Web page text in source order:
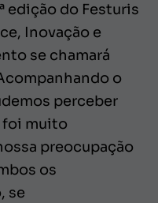
edição do Festuris
Inovação e
se chamará
o
perceber
foi muito
preocupação
os
se